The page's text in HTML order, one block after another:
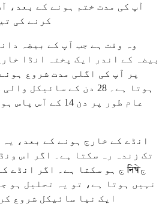
آپ کی مدت ختم ہونے کے بعد،
کرنے کی
بیضہ کے اندر ایک پختہ انڈا
ہوتا ہے۔ 28 دن کے
تک زندہ رہ سکتا ہے۔ اگر اس
نہیں ہوتا ہے، تو یہ تحلیل ہو
ایک نیا سائیکل شروع